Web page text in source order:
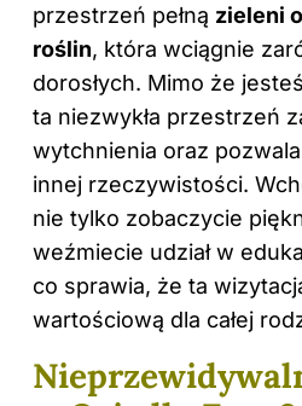
przestrzeń pełną zieleni
roślin, która wciągnie
dorosłych. Mimo że
ta niezwykła przestrzeń
wytchnienia oraz
innej rzeczywistości.
nie tylko zobaczycie
weźmiecie udział w
co sprawia, że ta
wartościową dla całej